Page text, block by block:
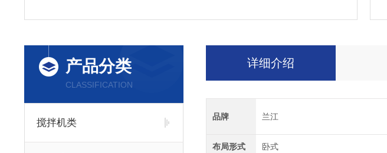
产品分类
CLASSIFICATION
搅拌机类
详细介绍
品牌 兰江
布局形式 卧式